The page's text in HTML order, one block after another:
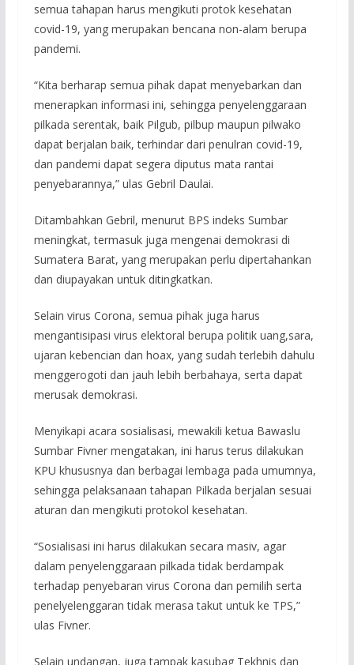
semua tahapan harus mengikuti protok kesehatan
covid-19, yang merupakan bencana non-alam berupa
pandemi.
“Kita berharap semua pihak dapat menyebarkan dan
menerapkan informasi ini, sehingga penyelenggaraan
pilkada serentak, baik Pilgub, pilbup maupun pilwako
dapat berjalan baik, terhindar dari penulran covid-19,
dan pandemi dapat segera diputus mata rantai
penyebarannya,” ulas Gebril Daulai.
Ditambahkan Gebril, menurut BPS indeks Sumbar
meningkat, termasuk juga mengenai demokrasi di
Sumatera Barat, yang merupakan perlu dipertahankan
dan diupayakan untuk ditingkatkan.
Selain virus Corona, semua pihak juga harus
mengantisipasi virus elektoral berupa politik uang,sara,
ujaran kebencian dan hoax, yang sudah terlebih dahulu
menggerogoti dan jauh lebih berbahaya, serta dapat
merusak demokrasi.
Menyikapi acara sosialisasi, mewakili ketua Bawaslu
Sumbar Fivner mengatakan, ini harus terus dilakukan
KPU khususnya dan berbagai lembaga pada umumnya,
sehingga pelaksanaan tahapan Pilkada berjalan sesuai
aturan dan mengikuti protokol kesehatan.
“Sosialisasi ini harus dilakukan secara masiv, agar
dalam penyelenggaraan pilkada tidak berdampak
terhadap penyebaran virus Corona dan pemilih serta
penelyelenggaran tidak merasa takut untuk ke TPS,”
ulas Fivner.
Selain undangan, juga tampak kasubag Tekhnis dan